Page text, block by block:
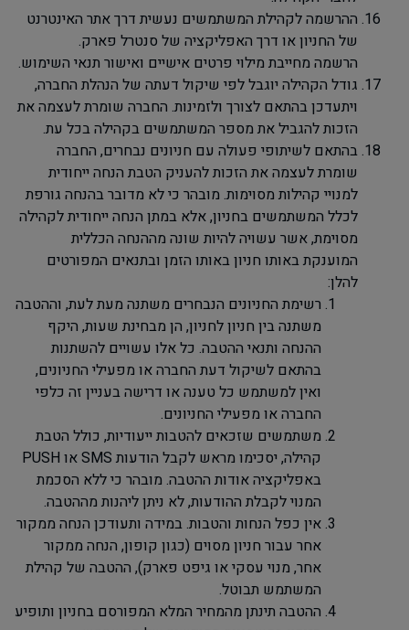
ההרשמה לקהילת המשתמשים נעשית דרך אתר האינטרנט
של החניון או דרך האפליקציה של סנטרל פארק.
הרשמה מחייבת מילוי פרטים אישיים ואישור תנאי השימוש.
גודל הקהילה יוגבל לפי שיקול דעתה של הנהלת החברה,
ויתעדכן בהתאם לצורך ולזמינות. החברה שומרת לעצמה את
הזכות להגביל את מספר המשתמשים בקהילה בכל עת.
בהתאם לשיתופי פעולה עם חניונים נבחרים, החברה
שומרת לעצמה את הזכות להעניק הטבת הנחה ייחודית
למנויי קהילות מסוימות. מובהר כי לא מדובר בהנחה גורפת
לכלל המשתמשים בחניון, אלא במתן הנחה ייחודית לקהילה
מסוימת, אשר עשויה להיות שונה מההנחה הכללית
המוענקת באותו חניון באותו הזמן ובתנאים המפורטים
להלן:
רשימת החניונים הנבחרים משתנה מעת לעת, וההטבה
משתנה בין חניון לחניון, הן מבחינת שעות, היקף
ההנחה ותנאי ההטבה. כל אלו עשויים להשתנות
בהתאם לשיקול דעת החברה או מפעילי החניונים,
ואין למשתמש כל טענה או דרישה בעניין זה כלפי
החברה או מפעילי החניונים.
משתמשים שזכאים להטבות ייעודיות, כולל הטבת
קהילה, יסכימו מראש לקבל הודעות SMSאו PUSH
באפליקציה אודות ההטבה. מובהר כי ללא הסכמת
המנוי לקבלת ההודעות, לא ניתן ליהנות מההטבה.
אין כפל הנחות והטבות. במידה ותעודכן הנחה ממקור
אחר עבור חניון מסוים (כגון קופון, הנחה ממקור
אחר, מנוי עסקי או גיפט פארק), ההטבה של קהילת
המשתמש תבוטל.
ההטבה תינתן מהמחיר המלא המפורסם בחניון ותופיע